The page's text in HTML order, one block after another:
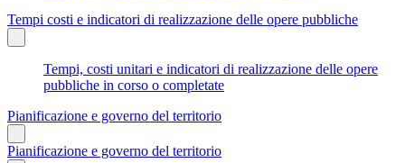
Tempi costi e indicatori di realizzazione delle opere pubbliche
Tempi, costi unitari e indicatori di realizzazione delle opere
pubbliche in corso o completate
Pianificazione e governo del territorio
Pianificazione e governo del territorio